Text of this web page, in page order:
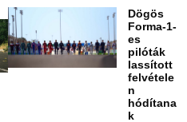
Dögös
Forma-1-
es
pilóták
lassított
felvétele
n
hódítana
k